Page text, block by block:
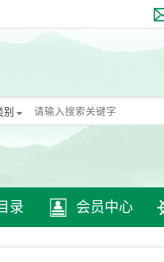
录 会员中心